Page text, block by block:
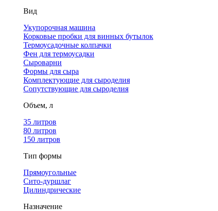
Вид
Укупорочная машина
Корковые пробки для винных бутылок
Термоусадочные колпачки
Фен для термоусадки
Сыроварни
Формы для сыра
Комплектующие для сыроделия
Сопутствующие для сыроделия
Объем, л
35 литров
80 литров
150 литров
Тип формы
Прямоугольные
Сито-дуршлаг
Цилиндрические
Назначение